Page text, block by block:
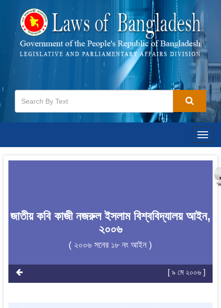
জাতীয় কবি কাজী নজরুল ইসলাম বিশ্ববিদ্যালয় আইন,
২০০৬
( ২০০৬ সনের ১৮ নং আইন )
[ ৯ মে ২০০৬ ]